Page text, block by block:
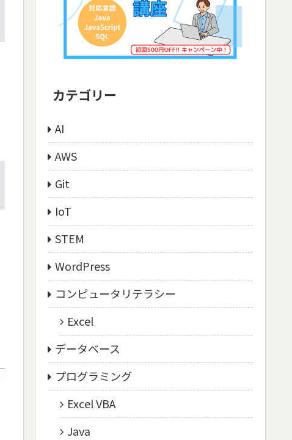
カテゴリー
AI
AWS
Git
IoT
STEM
WordPress
コンピュータリテラシー
Excel
データベース
プログラミング
Excel VBA
Java